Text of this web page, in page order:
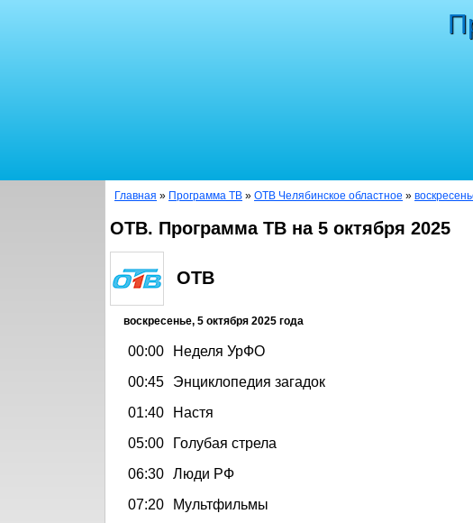
Главная » Программа ТВ » ОТВ Челябинское областное »
ОТВ. Программа ТВ на 5 октября 2025
ОТВ
воскресенье, 5 октября 2025 года
00:00
Неделя УрФО
00:45
Энциклопедия загадок
01:40
Настя
05:00
Голубая стрела
06:30 Люди РФ
07:20
Мультфильмы